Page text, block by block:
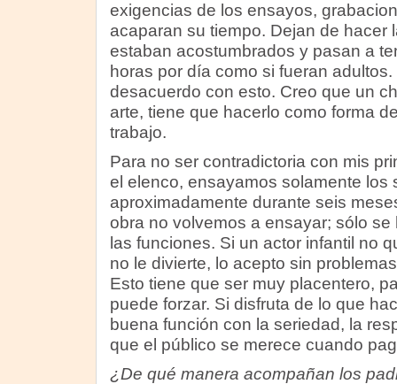
exigencias de los ensayos,
acaparan su tiempo. Dejan de hacer
estaban acostumbrados y pasan a
horas por día como si fueran
desacuerdo con esto. Creo que un
arte, tiene que hacerlo como forma
trabajo.
Para no ser contradictoria con mis
el elenco, ensayamos solamente los
aproximadamente durante seis
obra no volvemos a ensayar; sólo
las funciones. Si un actor infantil no
no le divierte, lo acepto sin
Esto tiene que ser muy placentero,
puede forzar. Si disfruta de lo que
buena función con la seriedad, la
que el público se merece cuando
¿De qué manera acompañan los